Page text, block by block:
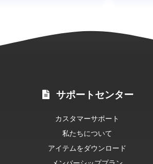
サポートセンター
カスタマーサポート
私たちについて
アイテムをダウンロード